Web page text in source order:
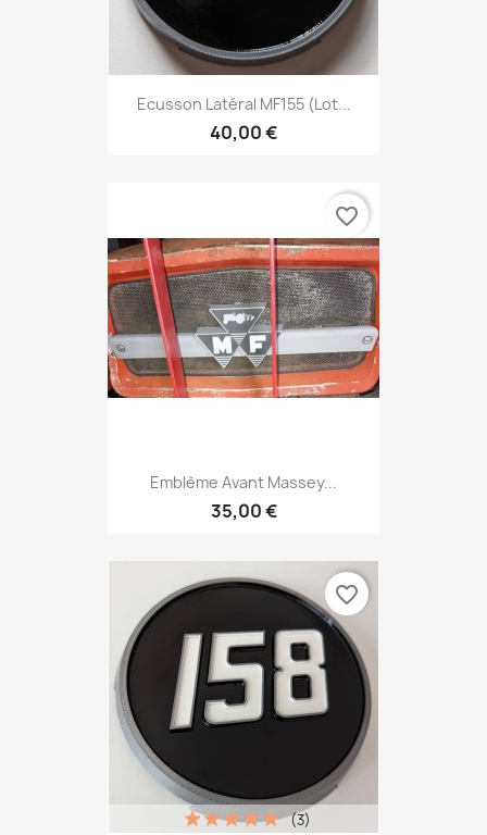
Ecusson Latéral MF155 (lot...
40,00 €
Emblème Avant Massey...
35,00 €
favorite_border
(3)
favorite_border